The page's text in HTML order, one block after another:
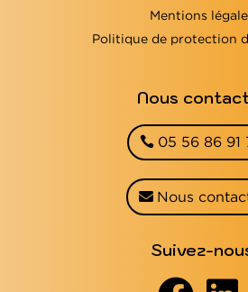
Mentions
Politique de protection
Nous
05 56 86 91
Nous
Suivez-